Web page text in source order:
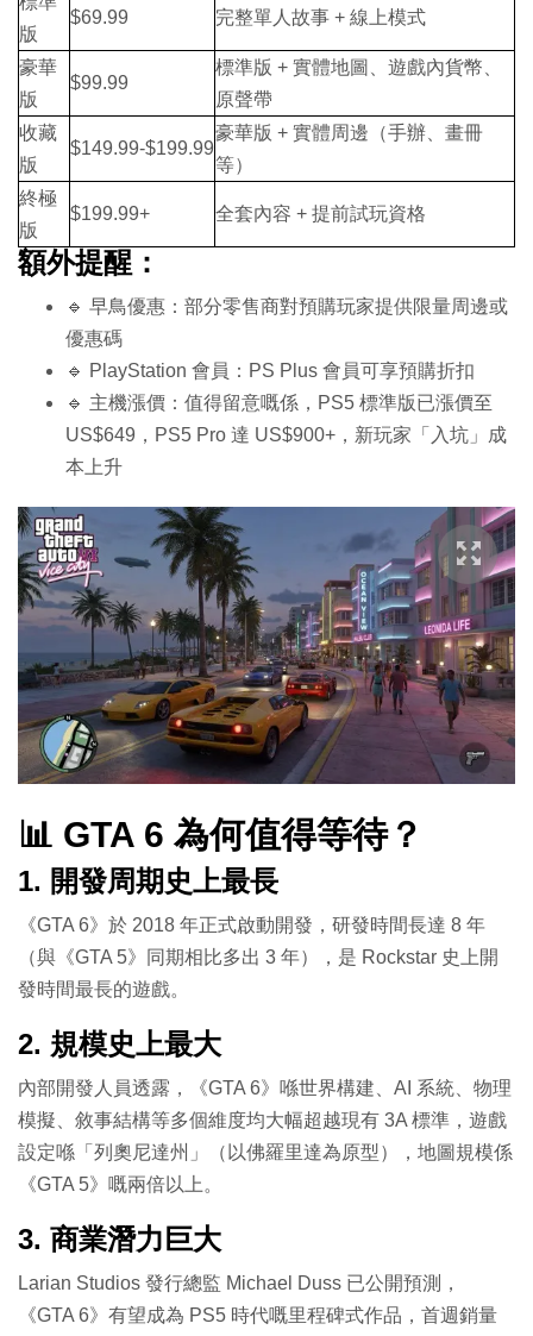
版
$69.99 完整單人故事 + 線上模式
豪華
版
$99.99
標準版 + 實體地圖、遊戲內貨幣、
原聲帶
收藏
版
$149.99-$199.99
豪華版 + 實體周邊（手辦、畫冊
等）
終極
版
$199.99+ 全套內容 + 提前試玩資格
額外提醒：
🔹 早鳥優惠：部分零售商對預購玩家提供限量周邊或
優惠碼
🔹 PlayStation 會員：PS Plus 會員可享預購折扣
🔹 主機漲價：值得留意嘅係，PS5 標準版已漲價至
US$649，PS5 Pro 達 US$900+，新玩家「入坑」成
本上升
📊 GTA 6 為何值得等待？
1. 開發周期史上最長
《GTA 6》於 2018 年正式啟動開發，研發時間長達 8 年
（與《GTA 5》同期相比多出 3 年），是 Rockstar 史上開
發時間最長的遊戲。
2. 規模史上最大
內部開發人員透露，《GTA 6》喺世界構建、AI 系統、物理
模擬、敘事結構等多個維度均大幅超越現有 3A 標準，遊戲
設定喺「列奧尼達州」（以佛羅里達為原型），地圖規模係
《GTA 5》嘅兩倍以上。
3. 商業潛力巨大
Larian Studios 發行總監 Michael Duss 已公開預測，
《GTA 6》有望成為 PS5 時代嘅里程碑式作品，首週銷量